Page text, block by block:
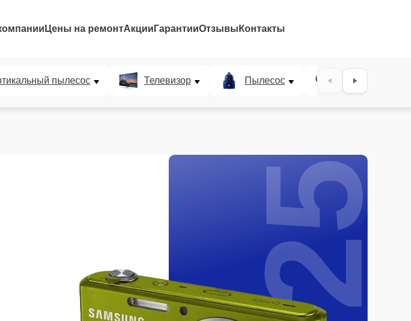
Цены на ремонтАкции ГарантииОтзывы Контакты
пылесос Телевизор Пылесос Проектор
25%